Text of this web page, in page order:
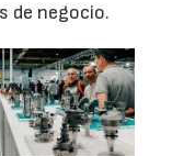
de negocio.